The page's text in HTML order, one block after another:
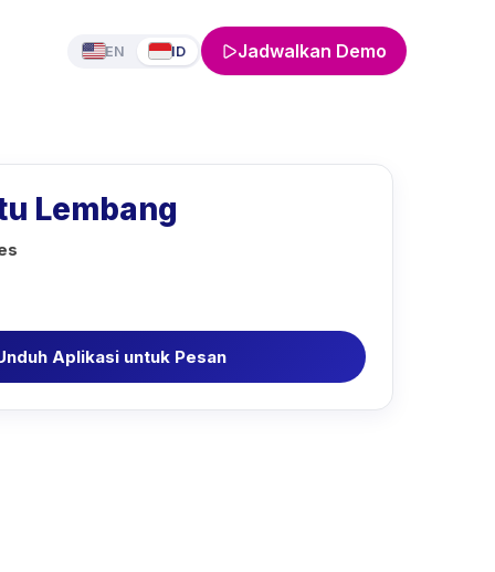
EN ID Jadwalkan Demo
Lembang
Aplikasi untuk Pesan